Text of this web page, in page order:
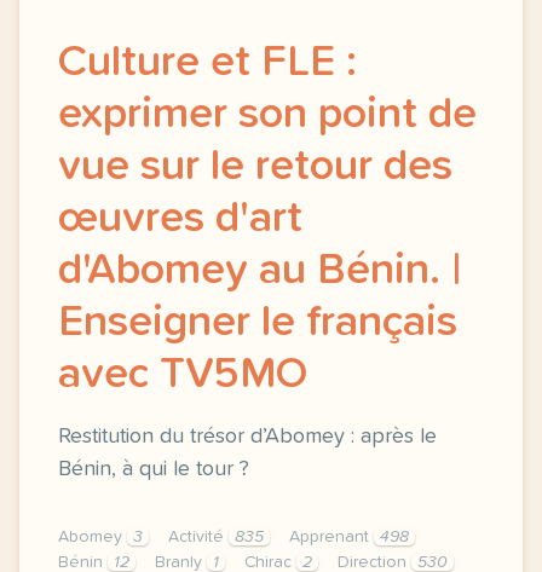
Culture et FLE :
exprimer son point de
vue sur le retour des
œuvres d'art
d'Abomey au Bénin. |
Enseigner le français
avec TV5MO
Restitution du trésor d’Abomey : après le
Bénin, à qui le tour ?
Abomey 3 Activité 835 Apprenant
498
Bénin
12 Branly 1 Chirac 2 Direction
530